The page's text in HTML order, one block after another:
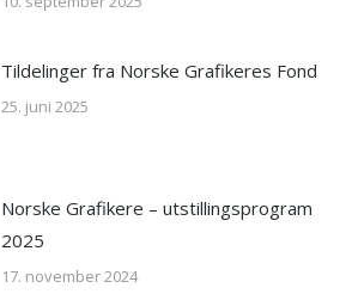
Tildelinger fra Norske Grafikeres Fond
25. juni 2025
Norske Grafikere – utstillingsprogram
2025
17. november 2024